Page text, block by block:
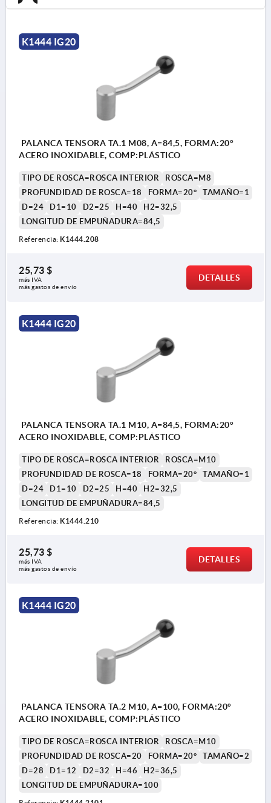
K1444 IG20
PALANCA TENSORA TA.1 M08, A=84,5, FORMA:20°
ACERO INOXIDABLE, COMP:PLÁSTICO
TIPO DE ROSCA=ROSCA INTERIOR
ROSCA=M8
PROFUNDIDAD DE ROSCA=18
FORMA=20°
TAMAÑO=1
D=24
D1=10 D2=25 H=40
H2=32,5
LONGITUD DE EMPUÑADURA=84,5
Referencia: K1444.208
25,73 $
más IVA
más gastos de envío
DETALLES
K1444 IG20
PALANCA TENSORA TA.1 M10, A=84,5, FORMA:20°
ACERO INOXIDABLE, COMP:PLÁSTICO
TIPO DE ROSCA=ROSCA INTERIOR
ROSCA=M10
PROFUNDIDAD DE ROSCA=18
FORMA=20°
TAMAÑO=1
D=24
D1=10 D2=25 H=40
H2=32,5
LONGITUD DE EMPUÑADURA=84,5
Referencia: K1444.210
25,73 $
más IVA
más gastos de envío
DETALLES
K1444 IG20
PALANCA TENSORA TA.2 M10, A=100, FORMA:20°
ACERO INOXIDABLE, COMP:PLÁSTICO
TIPO DE ROSCA=ROSCA INTERIOR
ROSCA=M10
PROFUNDIDAD DE ROSCA=20
FORMA=20°
TAMAÑO=2
D=28
D1=12 D2=32 H=46
H2=36,5
LONGITUD DE EMPUÑADURA=100